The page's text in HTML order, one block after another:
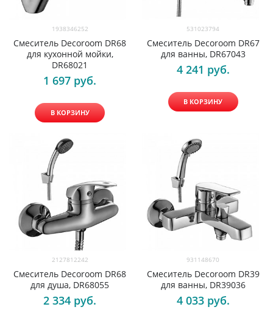
1938346252
Смеситель Decoroom DR68
для кухонной мойки,
DR68021
1 697 руб.
В КОРЗИНУ
531023794
Смеситель Decoroom DR67
для ванны, DR67043
4 241 руб.
В КОРЗИНУ
2127812242
Смеситель Decoroom DR68
для душа, DR68055
2 334 руб.
931148670
Смеситель Decoroom DR39
для ванны, DR39036
4 033 руб.